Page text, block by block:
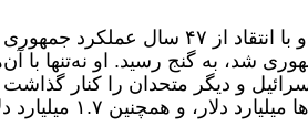
پیش از این، ترامپ به دولت های دموکرات اوباما و بایدن تاخت و با انتقاد از ۴۷ سال عملکرد جمهوری
شد، به گنج رسید. او نه‌تنها با
و دیگر متحدان را کنار گذاشت
ایران یک فرصت تازه و بسیار قدرتمند برای ادامه حیات